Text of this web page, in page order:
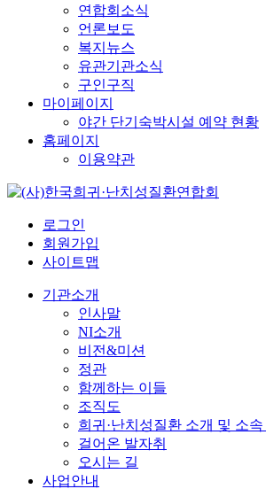
연합회소식
언론보도
복지뉴스
유관기관소식
구인구직
마이페이지
야간 단기숙박시설 예약 현황
홈페이지
이용약관
로그인
회원가입
사이트맵
기관소개
인사말
NI소개
비전&미션
정관
함께하는 이들
조직도
희귀·난치성질환 소개 및 소
걸어온 발자취
오시는 길
사업안내